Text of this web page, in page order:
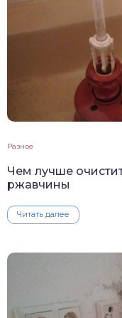
Разное
Чем лучше
ржавчины
Читать далее